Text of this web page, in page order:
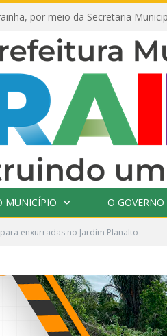
MUNICÍPIO O GOVERNO
enxurradas no Jardim Planalto